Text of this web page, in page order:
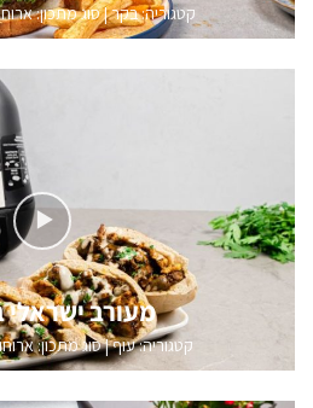
קטגוריה:בקר|סוג מתכון:
מעורב ישראלי
קטגוריה:עוף|סוג מתכון: